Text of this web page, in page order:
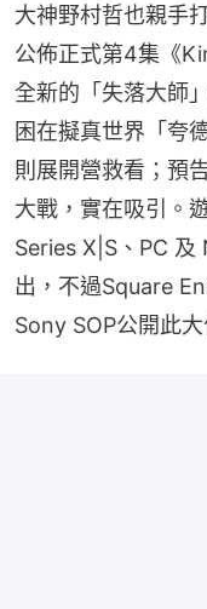
大神野村哲也親手
公佈正式第4集《
全新的「失落大師
困在擬真世界「夸
則展開營救看；預
大戰，實在吸引。
Series X|S、PC
出，不過Square
Sony SOP公開此